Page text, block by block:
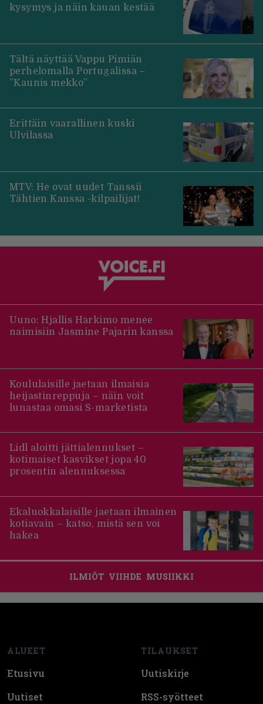
kysymys ja näin kauan kestää
Tältä näyttää Vappu Pimiän
perhelomalla Portugalissa –
”Kaunis mekko”
Erittäin vaarallinen kuski
Ulvilassa
MTV: He ovat uudet Tanssii
Tähtien Kanssa -kilpailijat!
Uuno: Hjallis Harkimo menee
naimisiin Jasmine Pajarin kanssa
Koululaisille jaetaan ilmaisia
heijastinreppuja – näin voit
lunastaa omasi S-marketista
Lidl aloitti jättialennukset –
kotimaiset kasvikset jopa 40
prosentin alennuksessa
Ekaluokkalaisille jaetaan ilmainen
kotiavain – katso, mistä sen voi
hakea
ILMIÖT VIIHDE MUSIIKKI
ALUEET
Etusivu
Uutiset
TILAUKSET
Uutiskirje
RSS-syötteet